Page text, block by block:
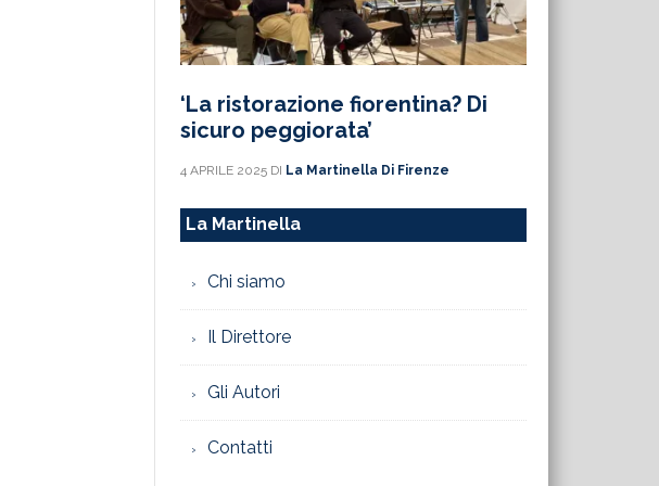
‘La ristorazione fiorentina? Di
sicuro peggiorata’
4 APRILE 2025 DI La Martinella Di Firenze
La Martinella
Chi siamo
Il Direttore
Gli Autori
Contatti